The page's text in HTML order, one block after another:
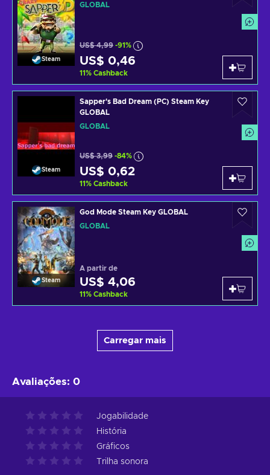
Steam
GLOBAL
US$ 4,99 -91%
US$ 0,46
11% Cashback
Steam
Sapper's Bad Dream (PC) Steam Key
GLOBAL
GLOBAL
US$ 3,99 -84%
US$ 0,62
11% Cashback
Steam
God Mode Steam Key GLOBAL
GLOBAL
A partir de
US$ 4,06
11% Cashback
Carregar mais
Avaliações: 0
Jogabilidade
História
Gráficos
Trilha sonora